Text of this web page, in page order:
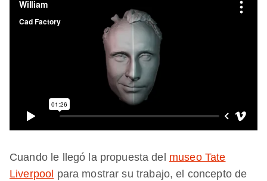
Cuando le llegó la propuesta del museo Tate
Liverpool para mostrar su trabajo, el concepto de